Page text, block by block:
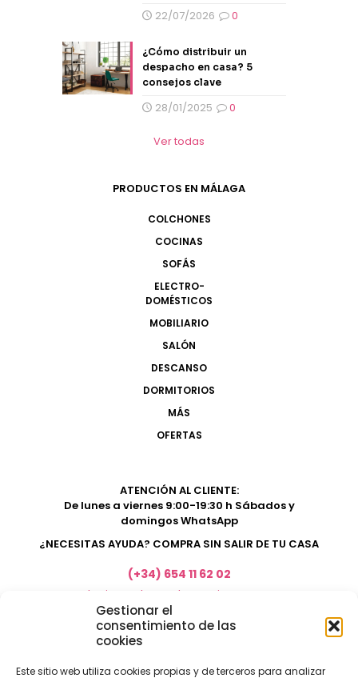
Gestionar el
consentimiento de las
cookies
Este sitio web utiliza cookies propias y de terceros para analizar
22/07/2026 0
¿Cómo distribuir un
despacho en casa? 5
consejos clave
28/01/2025 0
Ver todas
PRODUCTOS EN MÁLAGA
COLCHONES
COCINAS
SOFÁS
ELECTRO-
DOMÉSTICOS
MOBILIARIO
SALÓN
DESCANSO
DORMITORIOS
MÁS
OFERTAS
ATENCIÓN AL CLIENTE:
De lunes a viernes 9:00-19:30 h Sábados y
domingos WhatsApp
¿NECESITAS AYUDA? COMPRA SIN SALIR DE TU CASA
(+34) 654 11 62 02
marketing@electrodomesticosacosta.es
Tienda de muebles en Fuengirola
Tienda de muebles en Torremolinos